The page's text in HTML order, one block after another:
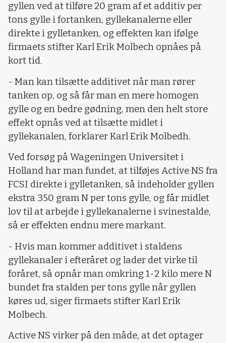
gyllen ved at tilføre 20 gram af et additiv per
tons gylle i fortanken, gyllekanalerne eller
direkte i gylletanken, og effekten kan ifølge
firmaets stifter Karl Erik Molbech opnåes på
kort tid.
- Man kan tilsætte additivet når man rører
tanken op, og så får man en mere homogen
gylle og en bedre gødning, men den helt store
effekt opnås ved at tilsætte midlet i
gyllekanalen, forklarer Karl Erik Molbedh.
Ved forsøg på Wageningen Universitet i
Holland har man fundet, at tilføjes Active NS fra
FCSI direkte i gylletanken, så indeholder gyllen
ekstra 350 gram N per tons gylle, og får midlet
lov til at arbejde i gyllekanalerne i svinestalde,
så er effekten endnu mere markant.
- Hvis man kommer additivet i staldens
gyllekanaler i efteråret og lader det virke til
foråret, så opnår man omkring 1-2 kilo mere N
bundet fra stalden per tons gylle når gyllen
køres ud, siger firmaets stifter Karl Erik
Molbech.
Active NS virker på den måde, at det optager